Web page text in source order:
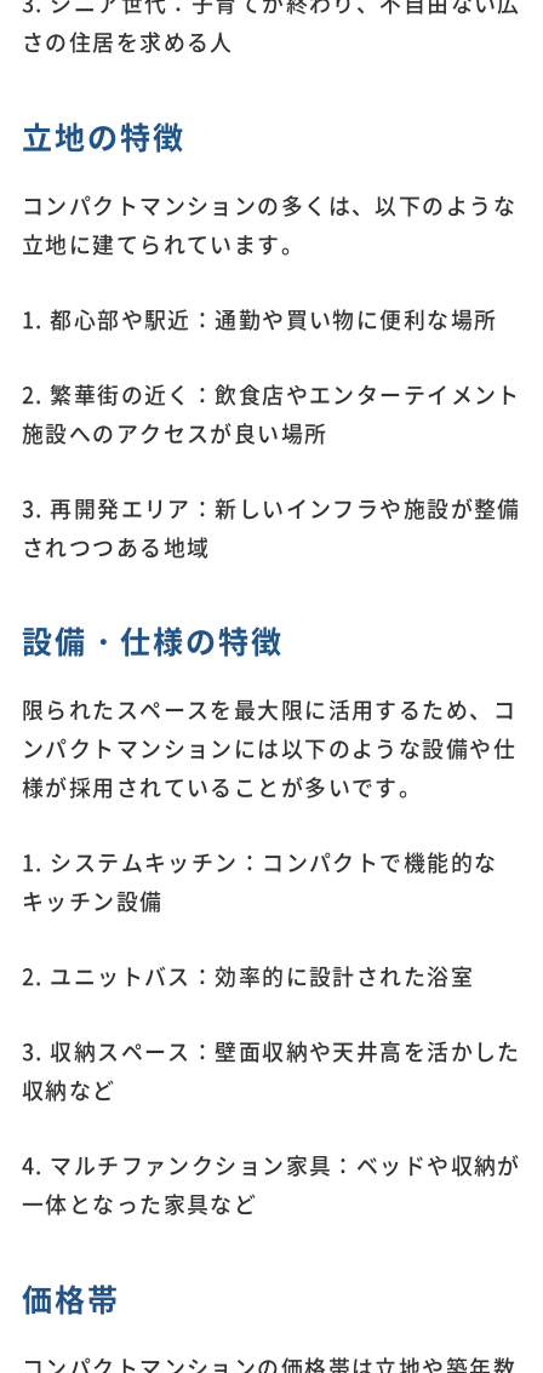
さの住居を求める人
立地の特徴
コンパクトマンションの多くは、以下のような
立地に建てられています。
1. 都心部や駅近：通勤や買い物に便利な場所
2. 繁華街の近く：飲食店やエンターテイメント
施設へのアクセスが良い場所
3. 再開発エリア：新しいインフラや施設が整備
されつつある地域
設備・仕様の特徴
限られたスペースを最大限に活用するため、コ
ンパクトマンションには以下のような設備や仕
様が採用されていることが多いです。
1. システムキッチン：コンパクトで機能的な
キッチン設備
2. ユニットバス：効率的に設計された浴室
3. 収納スペース：壁面収納や天井高を活かした
収納など
4. マルチファンクション家具：ベッドや収納が
一体となった家具など
価格帯